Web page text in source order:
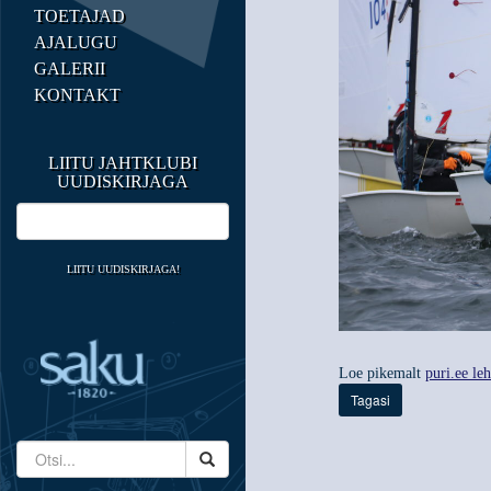
TOETAJAD
AJALUGU
GALERII
KONTAKT
LIITU JAHTKLUBI
UUDISKIRJAGA
LIITU UUDISKIRJAGA!
Loe pikemaltpuri.ee
Tagasi